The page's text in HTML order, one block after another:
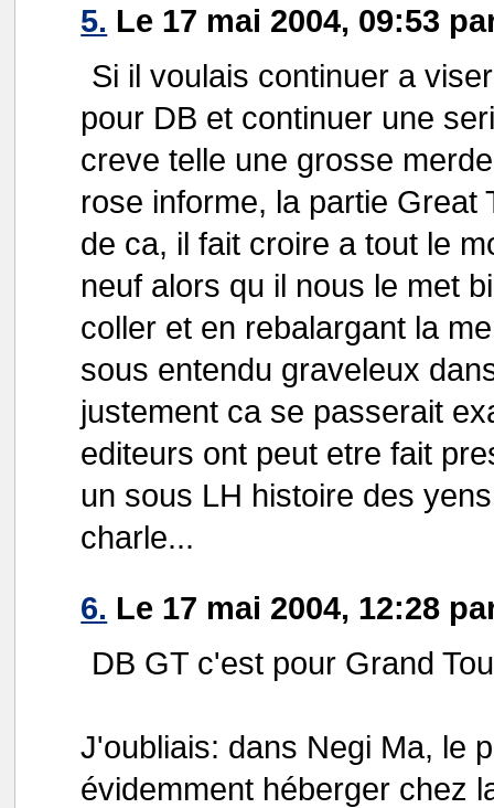
5. Le 17 mai 2004, 09:53
Si il voulais continuer a
pour DB et continuer une
creve telle une grosse
rose informe, la partie Great
de ca, il fait croire a tout le
neuf alors qu il nous le met
coller et en rebalargant la
sous entendu graveleux
justement ca se passerait
editeurs ont peut etre fait
un sous LH histoire des
charle...
6. Le 17 mai 2004, 12:28
DB GT c'est pour Grand
J'oubliais: dans Negi Ma, le
évidemment héberger chez